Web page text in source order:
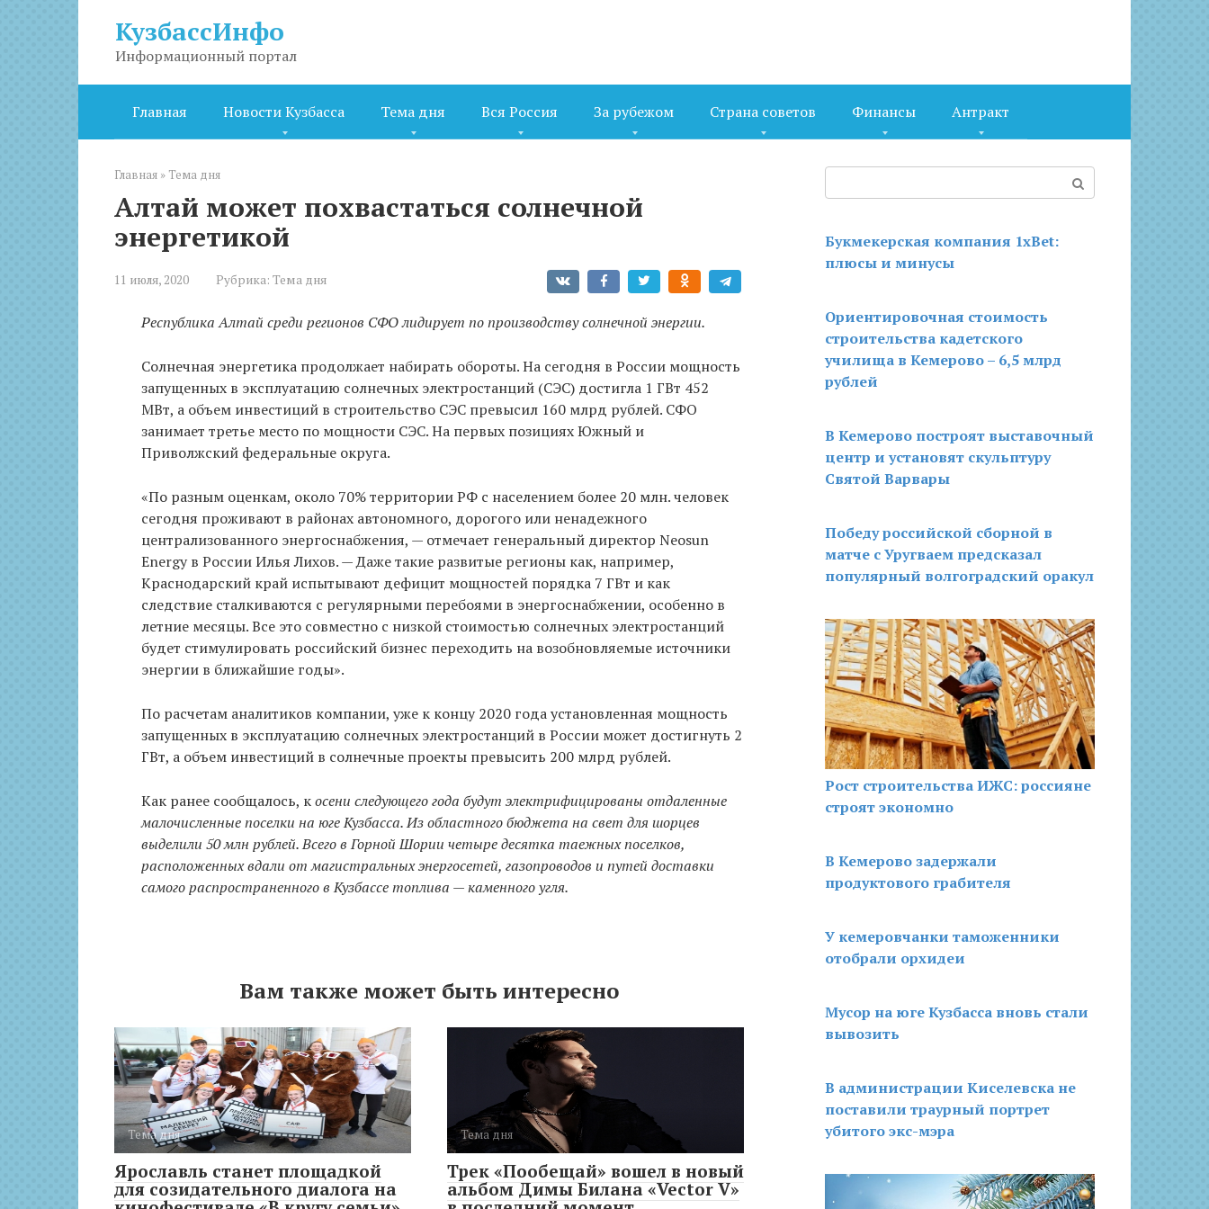
КузбассИнфо
Информационный портал
Главная Новости Кузбасса Тема дня Вся Россия За рубежом Страна советов Финансы Антракт
Главная » Тема дня
Алтай может похвастаться солнечной
энергетикой
11 июля, 2020 Рубрика: Тема дня
Республика Алтай среди регионов СФО лидирует по производству солнечной энергии.
Солнечная энергетика продолжает набирать обороты. На сегодня в России мощность
запущенных в эксплуатацию солнечных электростанций (СЭС) достигла 1 ГВт 452
МВт, а объем инвестиций в строительство СЭС превысил 160 млрд рублей. СФО
занимает третье место по мощности СЭС. На первых позициях Южный и
Приволжский федеральные округа.
«По разным оценкам, около 70% территории РФ с населением более 20 млн. человек
сегодня проживают в районах автономного, дорогого или ненадежного
централизованного энергоснабжения, — отмечает генеральный директор Neosun
Energy в России Илья Лихов. — Даже такие развитые регионы как, например,
Краснодарский край испытывают дефицит мощностей порядка 7 ГВт и как
следствие сталкиваются с регулярными перебоями в энергоснабжении, особенно в
летние месяцы. Все это совместно с низкой стоимостью солнечных электростанций
будет стимулировать российский бизнес переходить на возобновляемые источники
энергии в ближайшие годы».
По расчетам аналитиков компании, уже к концу 2020 года установленная мощность
запущенных в эксплуатацию солнечных электростанций в России может достигнуть 2
ГВт, а объем инвестиций в солнечные проекты превысить 200 млрд рублей.
Как ранее сообщалось, косени следующего года будут электрифицированы отдаленные
малочисленные поселки на юге Кузбасса. Из областного бюджета на свет для шорцев
выделили 50 млн рублей. Всего в Горной Шории четыре десятка таежных поселков,
расположенных вдали от магистральных энергосетей, газопроводов и путей доставки
самого распространенного в Кузбассе топлива — каменного угля.
Вам также может быть интересно
Тема дня
Ярославль станет площадкой
для созидательного диалога на
Тема дня
Трек «Пообещай» вошел в новый
альбом Димы Билана «Vector V»
Букмекерская компания 1xBet:
плюсы и минусы
Ориентировочная стоимость
строительства кадетского
училища в Кемерово – 6,5 млрд
рублей
В Кемерово построят выставочный
центр и установят скульптуру
Святой Варвары
Победу российской сборной в
матче с Уругваем предсказал
популярный волгоградский оракул
Рост строительства ИЖС: россияне
строят экономно
В Кемерово задержали
продуктового грабителя
У кемеровчанки таможенники
отобрали орхидеи
Мусор на юге Кузбасса вновь стали
вывозить
В администрации Киселевска не
поставили траурный портрет
убитого экс-мэра